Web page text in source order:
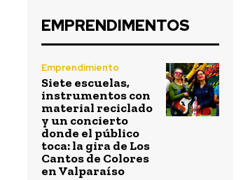
EMPRENDIMENTOS
Emprendimiento
Siete escuelas,
instrumentos con
material reciclado
y un concierto
donde el público
toca: la gira de Los
Cantos de Colores
en Valparaíso